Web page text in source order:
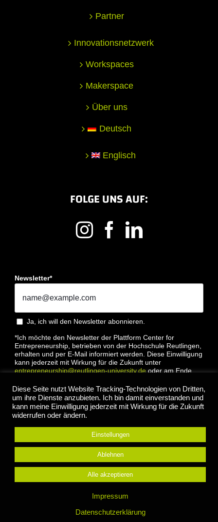
Partner
Innovationsnetzwerk
Workspaces
Makerspace
Über uns
Deutsch
Englisch
FOLGE UNS AUF:
Newsletter*
Ja, ich will den Newsletter abonnieren.
*Ich möchte den Newsletter der Plattform Center for
Entrepreneurship, betrieben von der Hochschule Reutlingen,
erhalten und per E-Mail informiert werden. Diese Einwilligung
kann jederzeit mit Wirkung für die Zukunft unter
entrepreneurship@reutlingen-university.deoder am Ende
Datenschutzbestimmung
Anmelden
© 2022 Center for Entrepreneurship Hochschule
Impressum|
Diese Seite nutzt Website Tracking-Technologien von Dritten,
um ihre Dienste anzubieten. Ich bin damit einverstanden und
kann meine Einwilligung jederzeit mit Wirkung für die Zukunft
widerrufen oder ändern.
Einstellungen
Ablehnen
Alle akzeptieren
Impressum
Datenschutzerklärung